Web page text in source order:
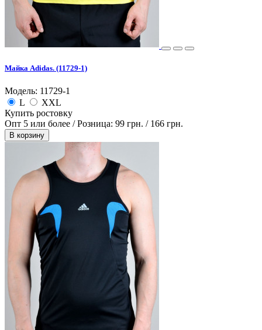
Майка Adidas. (11729-1)
Модель: 11729-1
L
XXL
Купить ростовку
Опт 5 или более / Розница: 99 грн. / 166 грн.
В корзину